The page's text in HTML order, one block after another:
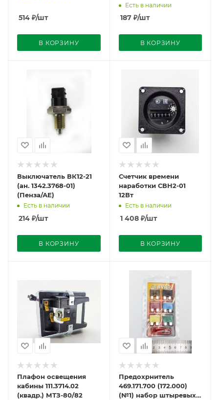
514 ₽/шт
В КОРЗИНУ
Есть в наличии
187₽/шт
В КОРЗИНУ
Выключатель ВК12-21
(ан. 1342.3768-01)
(Пенза/АЕ)
Есть в наличии
214 ₽/шт
В КОРЗИНУ
Счетчик времени
наработки СВН2-01
12Вт
Есть в наличии
1 408₽/шт
В КОРЗИНУ
Плафон освещения
кабины 111.3714.02
(квадр.) МТЗ-80/82
Предохрнитель
469.171.700 (172.000)
(№1) набор штыревых